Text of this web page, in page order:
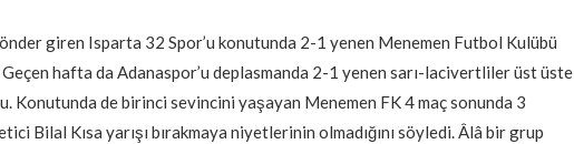
önder giren Isparta 32 Spor’u konutunda 2-1 yenen Menemen Futbol Kulübü
hafta da Adanaspor’u deplasmanda 2-1 yenen sarı-lacivertliler üst üste
Konutunda de birinci sevincini yaşayan Menemen FK 4 maç sonunda 3
Bilal Kısa yarışı bırakmaya niyetlerinin olmadığını söyledi. Âlâ bir grup